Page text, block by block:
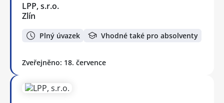
LPP, s.r.o.
Zlín
Plný úvazek Vhodné také pro absolventy
Zveřejněno: 18. července